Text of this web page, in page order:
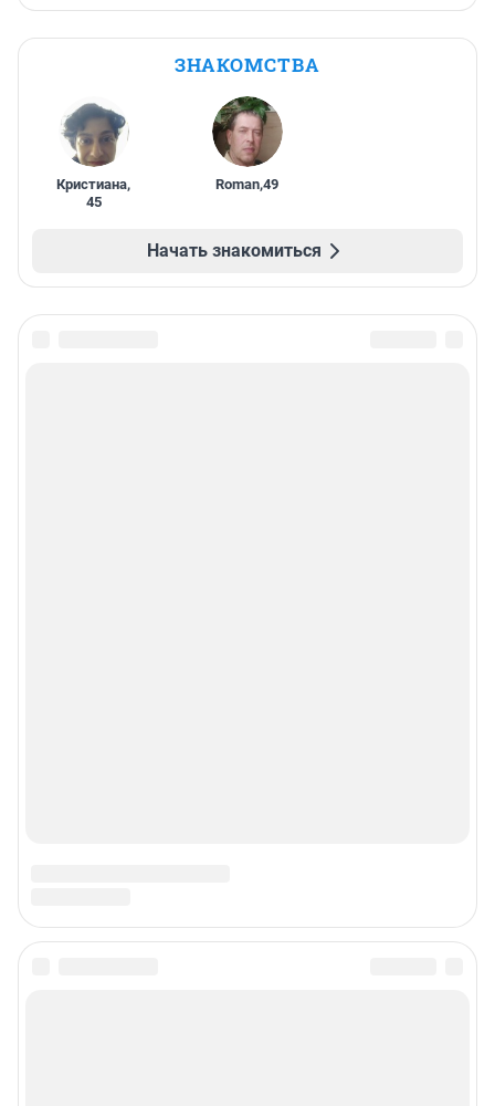
ЗНАКОМСТВА
Кристиана,
45
Roman,49
Начать знакомиться